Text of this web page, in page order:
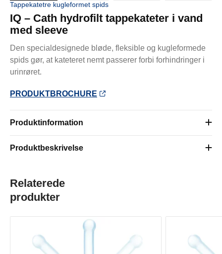
Tappekatetre kugleformet spids
IQ – Cath hydrofilt tappekateter i vand
med sleeve
Den specialdesignede bløde, fleksible og kugleformede
spids gør, at kateteret nemt passerer forbi forhindringer i
urinrøret.
PRODUKTBROCHURE
Produktinformation
Produktbeskrivelse
Relaterede
produkter